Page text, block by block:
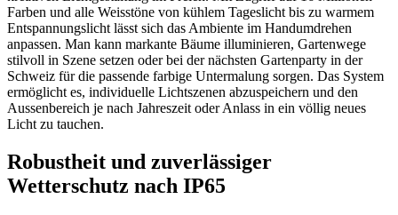
Farben und alle Weisstöne von kühlem Tageslicht bis zu warmem
Entspannungslicht lässt sich das Ambiente im Handumdrehen
anpassen. Man kann markante Bäume illuminieren, Gartenwege
stilvoll in Szene setzen oder bei der nächsten Gartenparty in der
Schweiz für die passende farbige Untermalung sorgen. Das System
ermöglicht es, individuelle Lichtszenen abzuspeichern und den
Aussenbereich je nach Jahreszeit oder Anlass in ein völlig neues
Licht zu tauchen.
Robustheit und zuverlässiger
Wetterschutz nach IP65